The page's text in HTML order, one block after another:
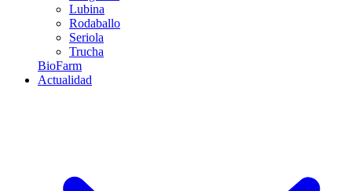
Lubina
Rodaballo
Seriola
Trucha
BioFarm
Actualidad